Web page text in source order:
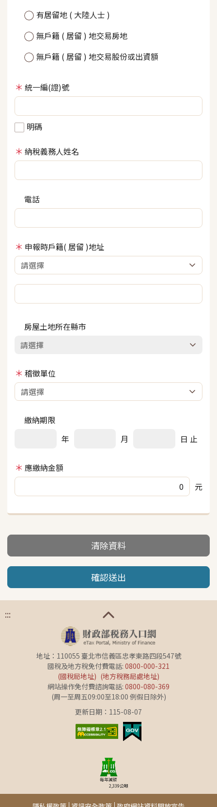
有居留地 ( 大陸人士 )
無戶籍 ( 居留 ) 地交易房地
無戶籍 ( 居留 ) 地交易股份或出資額
統一編(證)號
明碼
納稅義務人姓名
電話
申報時戶籍( 居留 )地址
房屋土地所在縣市
稽徵單位
繳納期限
年
月 日 止
應繳納金額
元
清除資料
確認送出
:::
地址：110055 臺北市信義區忠孝東路四段547號
國稅及地方稅免付費電話: 0800-000-321
(國稅局地址) (地方稅務局處地址)
網站操作免付費諮詢電話: 0800-080-369
(周一至周五09:00至18:00 例假日除外)
更新日期：115-08-07
每年減碳
2,339公噸